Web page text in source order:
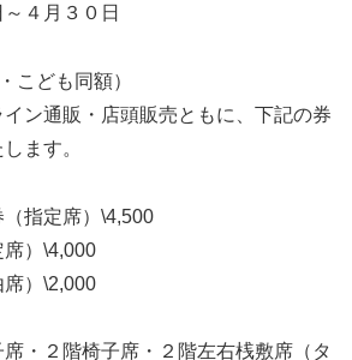
４月３０日
こども同額）
ン通販・店頭販売ともに、下記の券
ます。
指定席）\4,500
）\4,000
）\2,000
・２階椅子席・２階左右桟敷席（タ